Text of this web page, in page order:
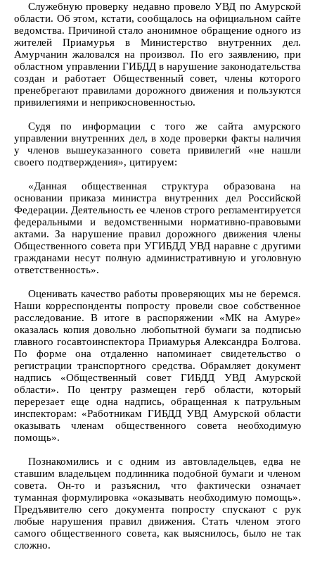
Служебную проверку недавно провело УВД по Амурской
области. Об этом, кстати, сообщалось на официальном сайте
ведомства. Причиной стало анонимное обращение одного из
жителей Приамурья в Министерство внутренних дел.
Амурчанин жаловался на произвол. По его заявлению, при
областном управлении ГИБДД в нарушение законодательства
создан и работает Общественный совет, члены которого
пренебрегают правилами дорожного движения и пользуются
привилегиями и неприкосновенностью.
Судя по информации с того же сайта амурского
управлении внутренних дел, в ходе проверки факты наличия
у членов вышеуказанного совета привилегий «не нашли
своего подтверждения», цитируем:
«Данная общественная структура образована на
основании приказа министра внутренних дел Российской
Федерации. Деятельность ее членов строго регламентируется
федеральными и ведомственными нормативно-правовыми
актами. За нарушение правил дорожного движения члены
Общественного совета при УГИБДД УВД наравне с другими
гражданами несут полную административную и уголовную
ответственность».
Оценивать качество работы проверяющих мы не беремся.
Наши корреспонденты попросту провели свое собственное
расследование. В итоге в распоряжении «МК на Амуре»
оказалась копия довольно любопытной бумаги за подписью
главного госавтоинспектора Приамурья Александра Болгова.
По форме она отдаленно напоминает свидетельство о
регистрации транспортного средства. Обрамляет документ
надпись «Общественный совет ГИБДД УВД Амурской
области». По центру размещен герб области, который
перерезает еще одна надпись, обращенная к патрульным
инспекторам: «Работникам ГИБДД УВД Амурской области
оказывать членам общественного совета необходимую
помощь».
Познакомились и с одним из автовладельцев, едва не
ставшим владельцем подлинника подобной бумаги и членом
совета. Он-то и разъяснил, что фактически означает
туманная формулировка «оказывать необходимую помощь».
Предъявителю сего документа попросту спускают с рук
любые нарушения правил движения. Стать членом этого
самого общественного совета, как выяснилось, было не так
сложно.